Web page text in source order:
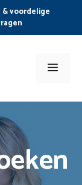
voordelige
Menu